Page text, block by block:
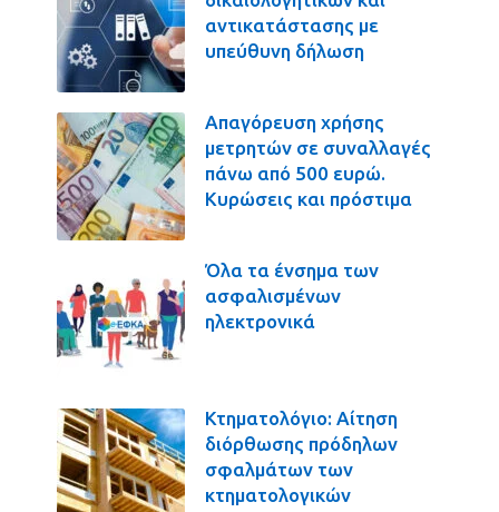
αντικατάστασης με
υπεύθυνη δήλωση
Απαγόρευση χρήσης
μετρητών σε συναλλαγές
πάνω από 500 ευρώ.
Κυρώσεις και πρόστιμα
Όλα τα ένσημα των
ασφαλισμένων
ηλεκτρονικά
Κτηματολόγιο: Αίτηση
διόρθωσης πρόδηλων
σφαλμάτων των
κτηματολογικών